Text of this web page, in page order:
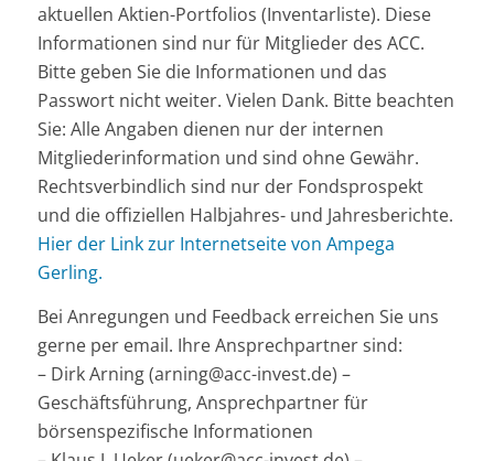
aktuellen Aktien-Portfolios (Inventarliste). Diese
Informationen sind nur für Mitglieder des ACC.
Bitte geben Sie die Informationen und das
Passwort nicht weiter. Vielen Dank. Bitte beachten
Sie: Alle Angaben dienen nur der internen
Mitgliederinformation und sind ohne Gewähr.
Rechtsverbindlich sind nur der Fondsprospekt
und die offiziellen Halbjahres- und Jahresberichte.
Hier der Link zur Internetseite von Ampega
Gerling.
Bei Anregungen und Feedback erreichen Sie uns
gerne per email. Ihre Ansprechpartner sind:
– Dirk Arning (arning@acc-invest.de) –
Geschäftsführung, Ansprechpartner für
börsenspezifische Informationen